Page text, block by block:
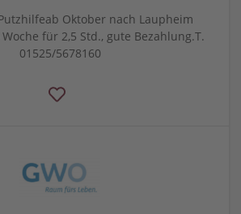
Oktober nach Laupheim
für 2,5 Std., gute Bezahlung.T.
01525/5678160